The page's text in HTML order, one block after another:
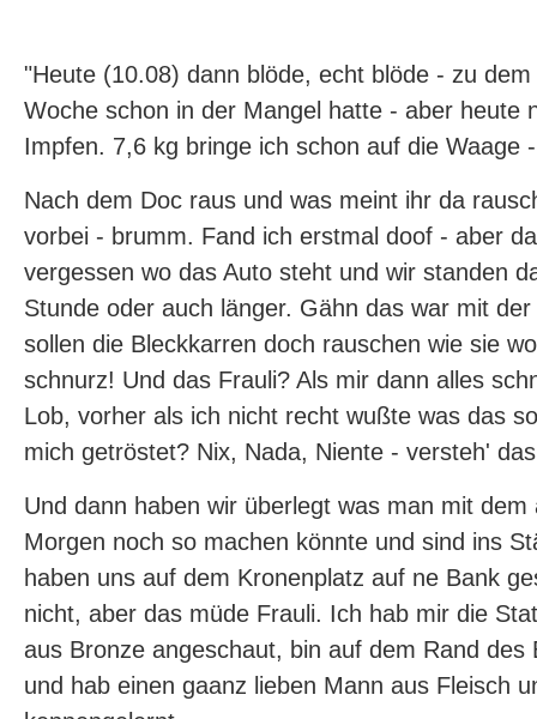
"Heute (10.08) dann blöde, echt blöde - zu
Woche schon in der Mangel hatte - aber heute
Impfen. 7,6 kg bringe ich schon auf die Waage
Nach dem Doc raus und was meint ihr da
vorbei - brumm. Fand ich erstmal doof - aber
vergessen wo das Auto steht und wir standen
Stunde oder auch länger. Gähn das war mit
sollen die Bleckkarren doch rauschen wie sie
schnurz! Und das Frauli? Als mir dann alles
Lob, vorher als ich nicht recht wußte was das
mich getröstet? Nix, Nada, Niente - versteh'
Und dann haben wir überlegt was man mit dem
Morgen noch so machen könnte und sind ins
haben uns auf dem Kronenplatz auf ne Bank
nicht, aber das müde Frauli. Ich hab mir die
aus Bronze angeschaut, bin auf dem Rand des
und hab einen gaanz lieben Mann aus Fleisch